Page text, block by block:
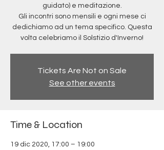
guidato) e meditazione.
Gli incontri sono mensili e ogni mese ci
dedichiamo ad un tema specifico. Questa
volta celebriamo il Solstizio d'Inverno!
Tickets Are Not on Sale
See other events
Time & Location
19 dic 2020, 17:00 – 19:00